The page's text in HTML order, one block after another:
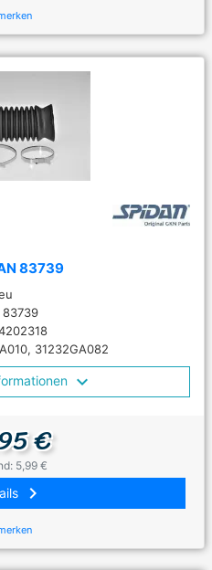
83739
83739
31232GA082
€
5,99 €
keyboard_arrow_right